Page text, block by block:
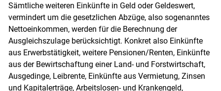
Sämtliche weiteren Einkünfte in Geld oder Geldeswert,
vermindert um die gesetzlichen Abzüge, also sogenanntes
Nettoeinkommen, werden für die Berechnung der
Ausgleichszulage berücksichtigt. Konkret also Einkünfte
aus Erwerbstätigkeit, weitere Pensionen/Renten, Einkünfte
aus der Bewirtschaftung einer Land- und Forstwirtschaft,
Ausgedinge, Leibrente, Einkünfte aus Vermietung, Zinsen
und Kapitalerträge, Arbeitslosen- und Krankengeld,